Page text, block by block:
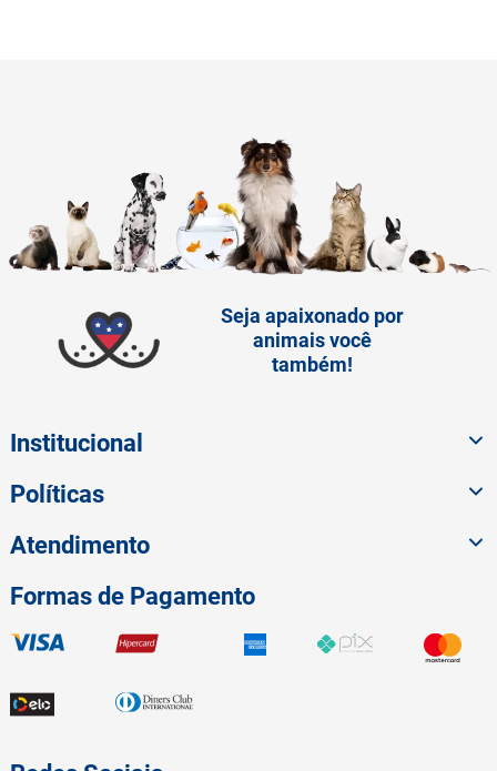
Seja apaixonado por
animais você
também!
Institucional
Políticas
Atendimento
Formas de Pagamento